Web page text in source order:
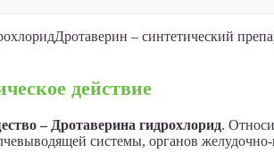
Дротаверин – синтетический
действие
– Дротаверина гидрохлорид.
системы, органов